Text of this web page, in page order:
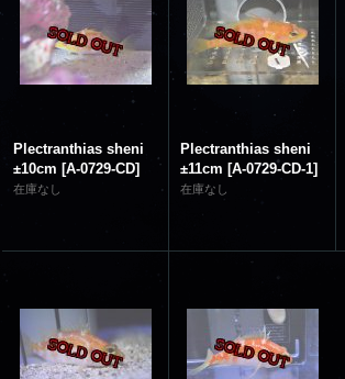
Plectranthias sheni
±10cm [A-0729-CD]
在庫なし
Plectranthias sheni
±11cm [A-0729-CD-1]
在庫なし